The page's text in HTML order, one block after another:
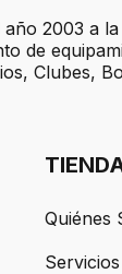
año 2003 a
de
Clubes,
Quiénes
Servicios